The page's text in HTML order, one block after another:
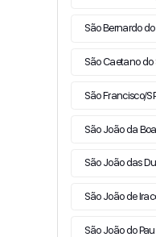
São Bernardo
São Caetano do
São Francisco/
São João da
São João das
São João de
São João do